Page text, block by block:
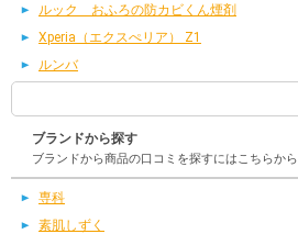
ルック おふろの防カビくん煙剤
Xperia（エクスぺリア） Z1
ルンバ
ブランドから探す
ブランドから商品の口コミを探すにはこちらから
専科
素肌しずく